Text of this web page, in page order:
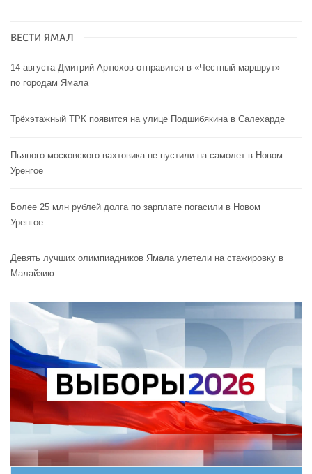
ВЕСТИ ЯМАЛ
14 августа Дмитрий Артюхов отправится в «Честный маршрут»
по городам Ямала
Трёхэтажный ТРК появится на улице Подшибякина в Салехарде
Пьяного московского вахтовика не пустили на самолет в Новом
Уренгое
Более 25 млн рублей долга по зарплате погасили в Новом
Уренгое
Девять лучших олимпиадников Ямала улетели на стажировку в
Малайзию